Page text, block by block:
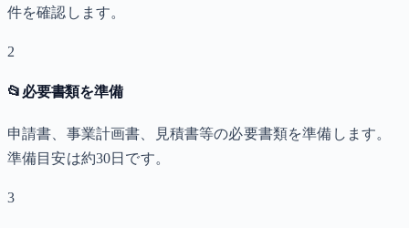
件を確認します。
2
📂 必要書類を準備
申請書、事業計画書、見積書等の必要書類を準備します。
準備目安は約30日です。
3